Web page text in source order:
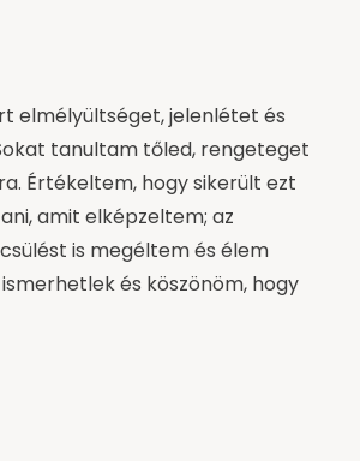
elmélyültséget, jelenlétet és
tanultam tőled, rengeteget
Értékeltem, hogy sikerült ezt
amit elképzeltem; az
is megéltem és élem
és köszönöm, hogy